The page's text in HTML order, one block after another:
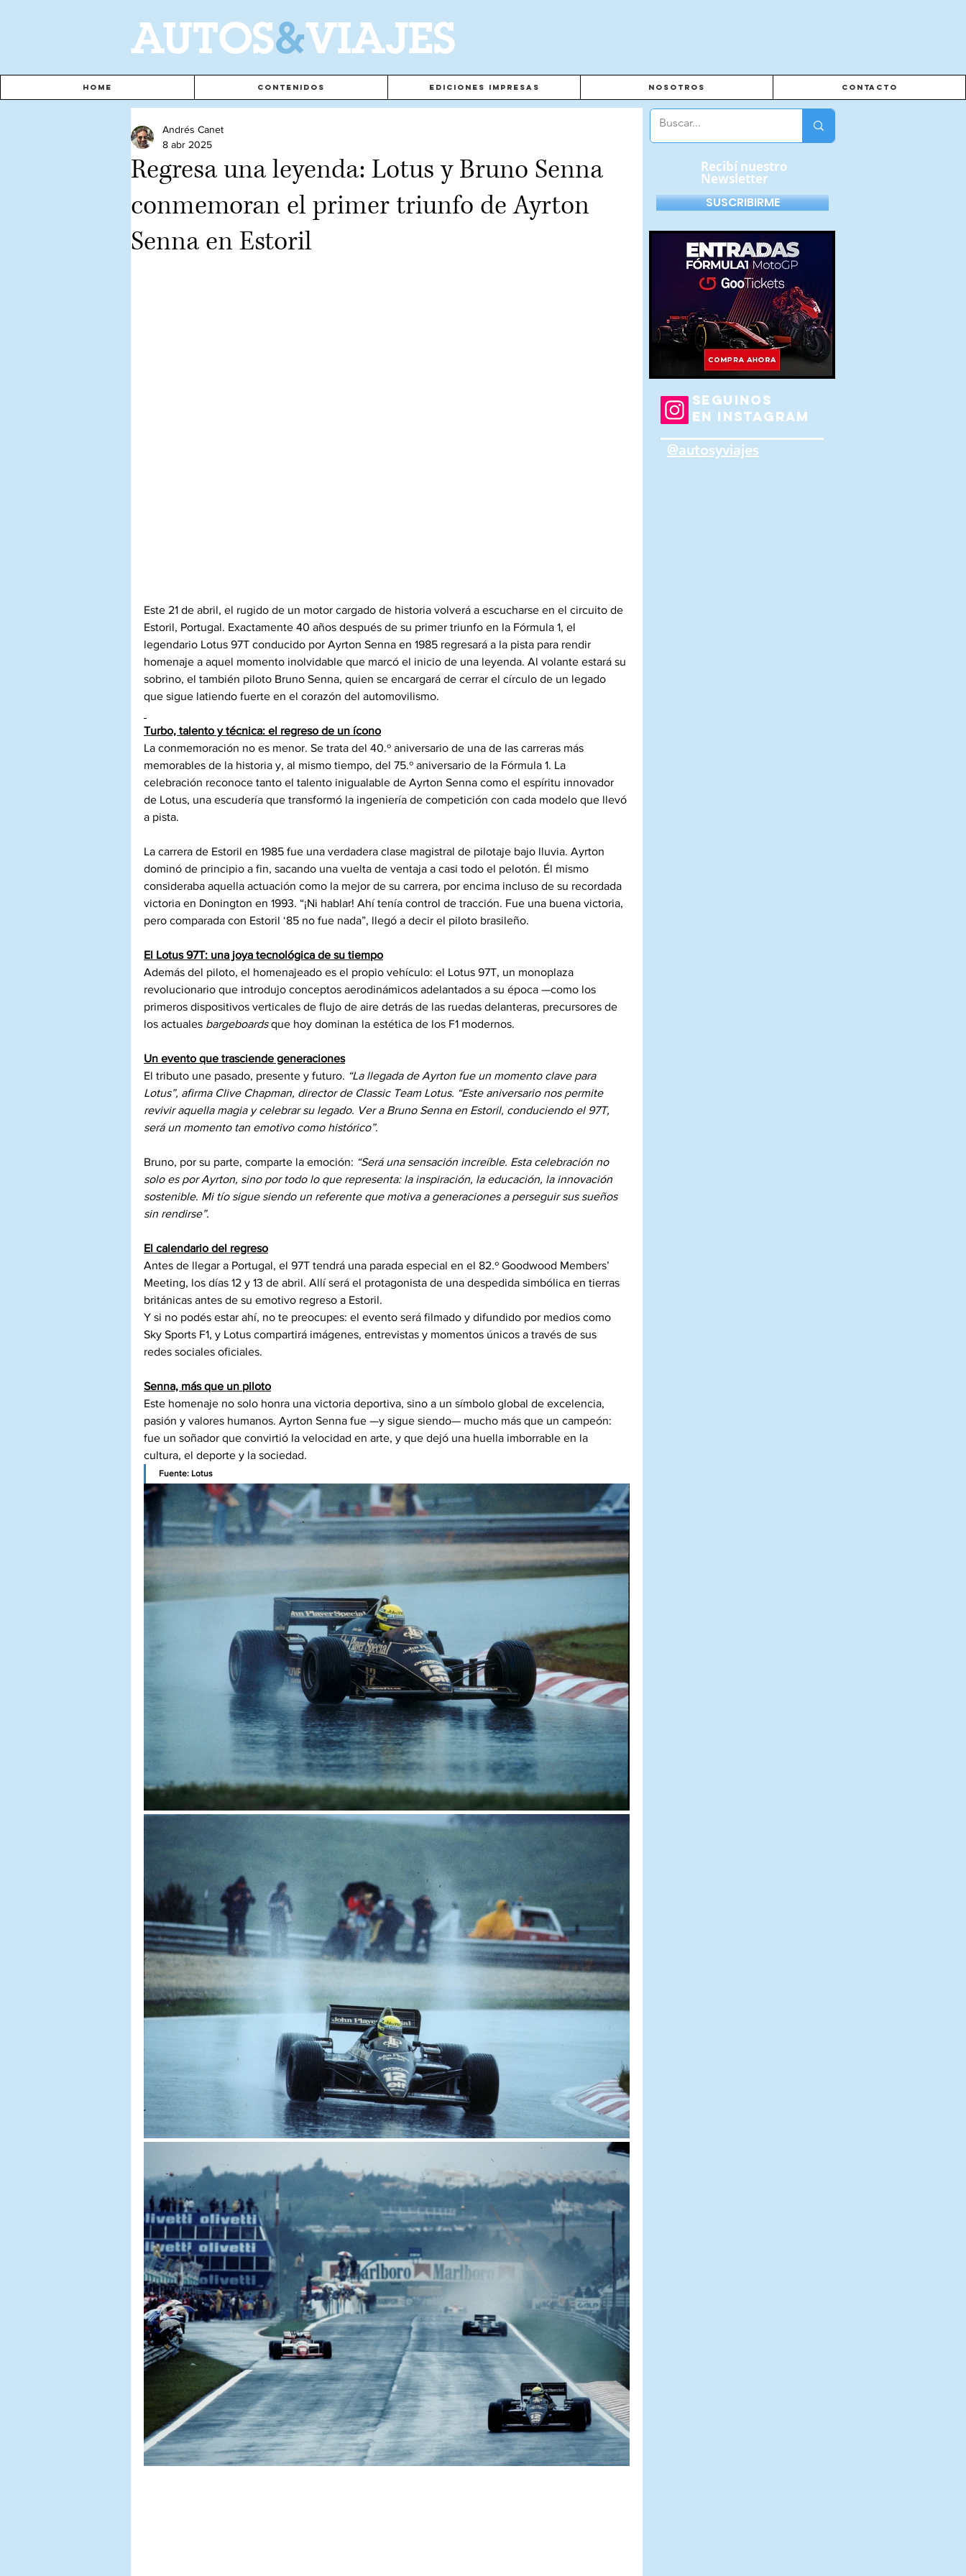
AUTOS&VIAJES
Home Contenidos Ediciones Impresas Nosotros Contacto
Regresa una leyenda: Lotus y Bruno Senna
conmemoran el primer triunfo de Ayrton
Senna en Estoril
Andrés Canet
8 abr 2025
Este 21 de abril, el rugido de un motor cargado de historia volverá a escucharse en el circuito de
Estoril, Portugal. Exactamente 40 años después de su primer triunfo en la Fórmula 1, el
legendario Lotus 97T conducido por Ayrton Senna en 1985 regresará a la pista para rendir
homenaje a aquel momento inolvidable que marcó el inicio de una leyenda. Al volante estará su
sobrino, el también piloto Bruno Senna, quien se encargará de cerrar el círculo de un legado
que sigue latiendo fuerte en el corazón del automovilismo.
Turbo, talento y técnica: el regreso de un ícono
La conmemoración no es menor. Se trata del 40.º aniversario de una de las carreras más
memorables de la historia y, al mismo tiempo, del 75.º aniversario de la Fórmula 1. La
celebración reconoce tanto el talento inigualable de Ayrton Senna como el espíritu innovador
de Lotus, una escudería que transformó la ingeniería de competición con cada modelo que llevó
a pista.
La carrera de Estoril en 1985 fue una verdadera clase magistral de pilotaje bajo lluvia. Ayrton
dominó de principio a fin, sacando una vuelta de ventaja a casi todo el pelotón. Él mismo
consideraba aquella actuación como la mejor de su carrera, por encima incluso de su recordada
victoria en Donington en 1993. “¡Ni hablar! Ahí tenía control de tracción. Fue una buena victoria,
pero comparada con Estoril ‘85 no fue nada”, llegó a decir el piloto brasileño.
El Lotus 97T: una joya tecnológica de su tiempo
Además del piloto, el homenajeado es el propio vehículo: el Lotus 97T, un monoplaza
revolucionario que introdujo conceptos aerodinámicos adelantados a su época —como los
primeros dispositivos verticales de flujo de aire detrás de las ruedas delanteras, precursores de
los actuales bargeboards que hoy dominan la estética de los F1 modernos.
Un evento que trasciende generaciones
El tributo une pasado, presente y futuro. “La llegada de Ayrton fue un momento clave para
Lotus”, afirma Clive Chapman, director de Classic Team Lotus. “Este aniversario nos permite
revivir aquella magia y celebrar su legado. Ver a Bruno Senna en Estoril, conduciendo el 97T,
será un momento tan emotivo como histórico”.
Bruno, por su parte, comparte la emoción: “Será una sensación increíble. Esta celebración no
solo es por Ayrton, sino por todo lo que representa: la inspiración, la educación, la innovación
sostenible. Mi tío sigue siendo un referente que motiva a generaciones a perseguir sus sueños
sin rendirse”.
El calendario del regreso
Antes de llegar a Portugal, el 97T tendrá una parada especial en el 82.º Goodwood Members’
Meeting, los días 12 y 13 de abril. Allí será el protagonista de una despedida simbólica en tierras
británicas antes de su emotivo regreso a Estoril.
Y si no podés estar ahí, no te preocupes: el evento será filmado y difundido por medios como
Sky Sports F1, y Lotus compartirá imágenes, entrevistas y momentos únicos a través de sus
redes sociales oficiales.
Senna, más que un piloto
Este homenaje no solo honra una victoria deportiva, sino a un símbolo global de excelencia,
pasión y valores humanos. Ayrton Senna fue —y sigue siendo— mucho más que un campeón:
fue un soñador que convirtió la velocidad en arte, y que dejó una huella imborrable en la
cultura, el deporte y la sociedad.
Fuente: Lotus
SEGUINOS
EN INSTAGRAM
@autosyviajes
Recibí nuestro
Newsletter
SUSCRIBIRME